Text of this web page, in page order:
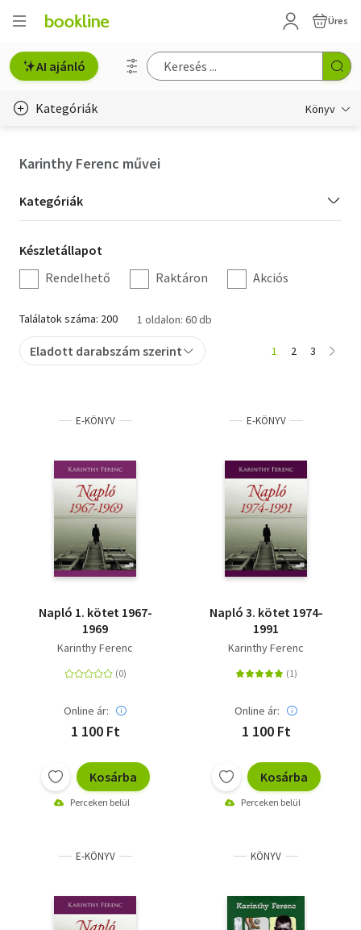
Üres
AI ajánló
Kategóriák Könyv
Hobbi, szabadidő
Irodalom
Művészet
Szakkönyv
Tankönyv, segédkönyv
Társadalomtudomány
Természettudomány
Történelem
Karinthy Ferenc művei
Kategória
szűrés
Kategóriák
Készletállapot
szűrés
Készletállapot
Rendelhető
Raktáron Akciós
Találatok száma: 200 1 oldalon: 60 db
Eladott darabszám szerint 1 2 3
E-KÖNYV
Napló 1. kötet 1967-
1969
Karinthy Ferenc
Online ár:
1 100 Ft
Kosárba
Perceken belül
E-KÖNYV
Napló 3. kötet 1974-
1991
Karinthy Ferenc
Online ár:
1 100 Ft
Kosárba
Perceken belül
E-KÖNYV KÖNYV